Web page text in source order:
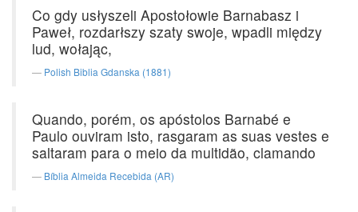
Co gdy usłyszeli Apostołowie Barnabasz i
Paweł, rozdarłszy szaty swoje, wpadli między
lud, wołając,
Polish Biblia Gdanska (1881)
Quando, porém, os apóstolos Barnabé e
Paulo ouviram isto, rasgaram as suas vestes e
saltaram para o meio da multidão, clamando
Bíblia Almeida Recebida (AR)